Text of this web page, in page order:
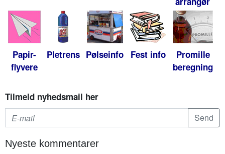
Papir-
flyvere
Pletrens Pølseinfo Fest info
Promille
beregning
Tilmeld nyhedsmail her
Nyeste kommentarer